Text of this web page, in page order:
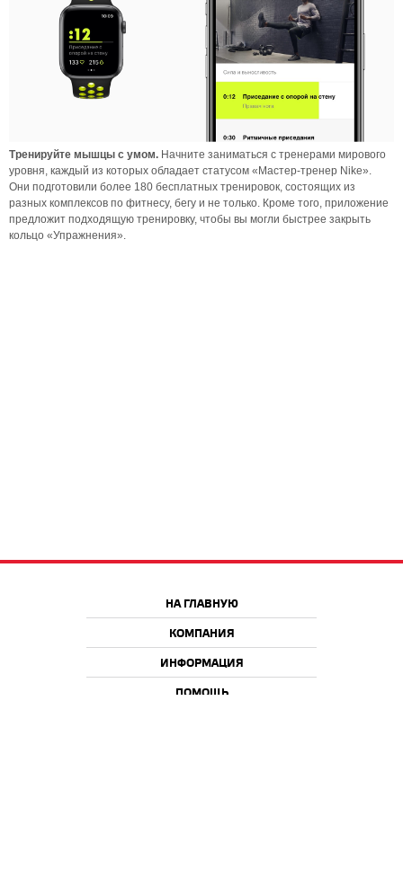
Тренируйте мышцы с умом. Начните заниматься с тренерами мирового
уровня, каждый из которых обладает статусом «Мастер‑тренер Nike».
Они подготовили более 180 бесплатных тренировок, состоящих из
разных комплексов по фитнесу, бегу и не только. Кроме того, приложение
предложит подходящую тренировку, чтобы вы могли быстрее закрыть
кольцо «Упражнения».
НА ГЛАВНУЮ
КОМПАНИЯ
ИНФОРМАЦИЯ
ПОМОЩЬ